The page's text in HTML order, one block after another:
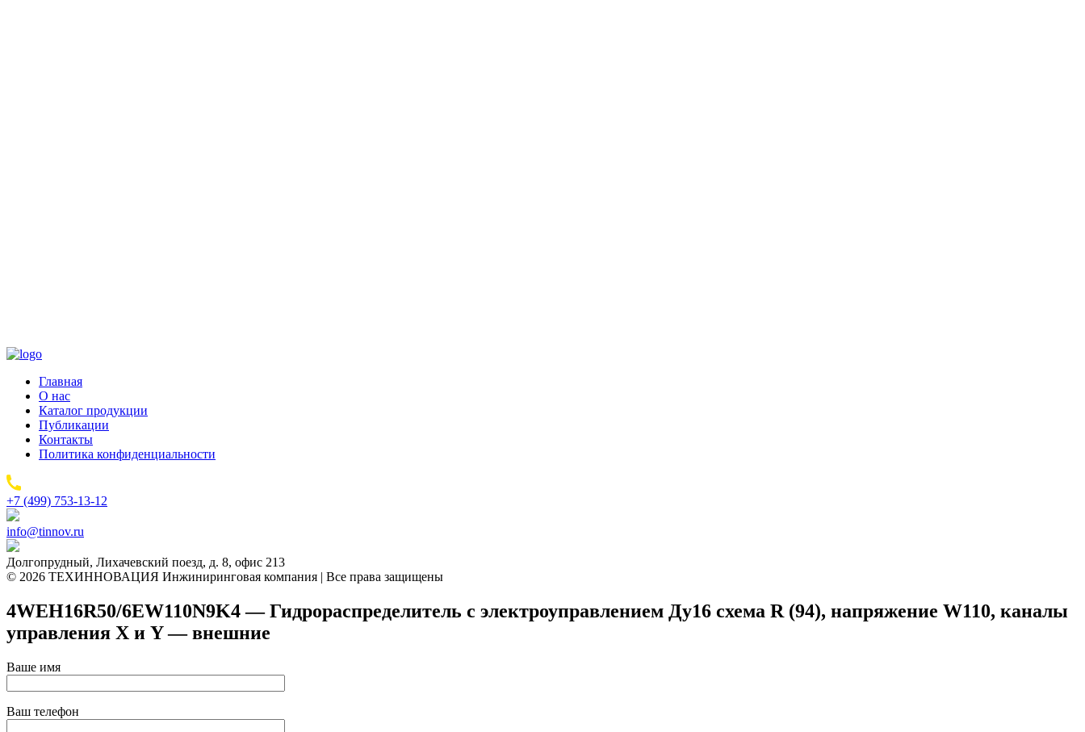
Главная
О нас
Каталог продукции
Публикации
Контакты
Политика конфиденциальности
+7 (499) 753-13-12
info@tinnov.ru
Долгопрудный, Лихачевский поезд, д. 8, офис 213
© 2026 ТЕХИННОВАЦИЯ Инжиниринговая компания | Все права защищены
4WEH16R50/6EW110N9K4 — Гидрораспределитель с электроуправлением Ду16 схема R (94), напряжение W110, каналы
управления X и Y — внешние
Ваше имя
Ваш телефон